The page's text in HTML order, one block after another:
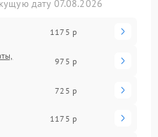
дату 07.08.2026
1175 р
975 р
725 р
1175 р